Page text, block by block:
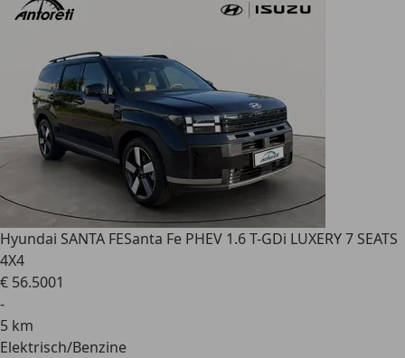
Hyundai SANTA FESanta Fe PHEV 1.6 T-GDi LUXERY 7 SEATS
4X4
€ 56.5001
-
5 km
Elektrisch/Benzine